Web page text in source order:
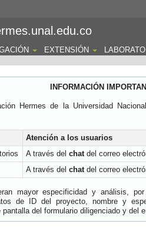
EXTENSIÓN
INFORMACIÓN
Hermes de la Universidad
Atención a los usuarios
A través del chatdel correo
A través del chatdel correo
mayor especificidad y análisis,
de ID del proyecto, nombre y
del formulario diligenciado y del